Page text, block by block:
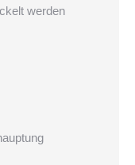
werden